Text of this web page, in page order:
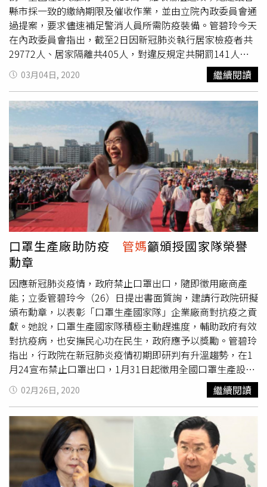
縣市採一致的繳納期限及催收作業，並由立院內政委員會通
過提案，要求儘速補足警消人員所需防疫裝備。管碧玲今天
在內政委員會指出，截至2日因新冠肺炎執行居家檢疫者共
29772人、居家隔離共405人，對違反規定共開罰141人、
罰金總額461萬，但實際上只有8人繳納，罰款實收15萬；
她認為，各地方政府縣市政府對繳納期限標準不一，有些縣
市設為30天、有的是15天，若逾期未繳或抗繳，還可以訴
願，這樣恐難嚇阻「趴趴走」，建議內政部在防疫會議中反
映，評估研擬繳納期限、催繳罰款的SOP。另外，日前尋獲
失聯者的實際案例可看出，衛生部門人員抵達裝備齊全，但
第一時間接觸的員警們卻沒有相應的裝備，管碧玲因此提案
要求，儘速補足警消人員所需防疫裝備，避免防疫前線的破
口，並要求內政部、警政署、消防署與各地方警消，盤點空
間資源，儘快擬定分區異地辦公計畫。
03月04日, 2020 繼續閱讀
口罩生產廠助防疫 管媽籲頒授國家隊榮譽
勳章
因應新冠肺炎疫情，政府禁止口罩出口，隨即徵用廠商產
能；立委管碧玲今（26）日提出書面質詢，建請行政院研擬
頒布勳章，以表彰「口罩生產國家隊」企業廠商對抗疫之貢
獻。她說，口罩生產國家隊積極主動趕進度，輔助政府有效
對抗疫病，也安撫民心功在民生，政府應予以獎勵。管碧玲
指出，行政院在新冠肺炎疫情初期即研判有升溫趨勢，在1
月24宣布禁止口罩出口，1月31日起徵用全國口罩生產設備
及原物料，相關業者配合政策，使醫療用口罩供應之日產能
自約400萬片，將於3月中增加至1000萬片，除了抑制病毒
擴散，也有效安定民心。「相較近日各國疫情擴散、口罩價
格飆漲、瘋狂搶購，業者能全力配合是關鍵因素」，管碧玲
表示，總統府在2014年曾就抗SARS期間，對我國防疫貢獻
的公衛專家頒發「紫色大綬景星勳章」；因此她建議，依
《勳章條例》規定的「保衛地方，防禦災害，屢著功效，足
資矜式者」、「經營企業，輔助政府，功在民生者」頒布勳
02月26日, 2020 繼續閱讀